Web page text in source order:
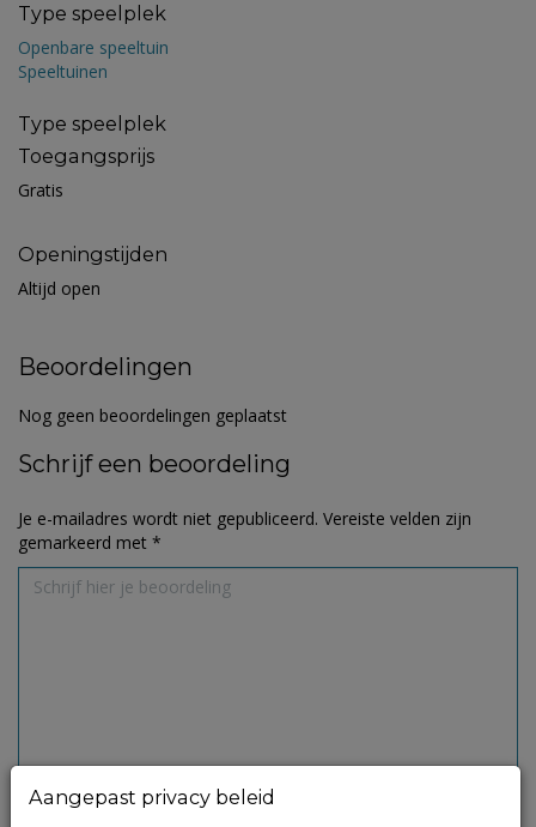
Type speelplek
Openbare speeltuin
Speeltuinen
Type speelplek
Toegangsprijs
Gratis
Openingstijden
Altijd open
Beoordelingen
Nog geen beoordelingen geplaatst
Schrijf een beoordeling
Je e-mailadres wordt niet gepubliceerd. Vereiste velden zijn
gemarkeerd met *
Aangepast privacy beleid